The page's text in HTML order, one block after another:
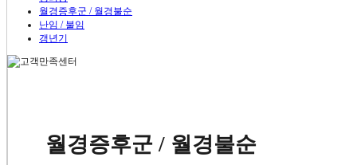
내과질환
소아질환
고혈압
난임 / 불임
갱년기
월경증후군 / 월경불순
난임 / 불임
갱년기
월경증후군 / 월경불순